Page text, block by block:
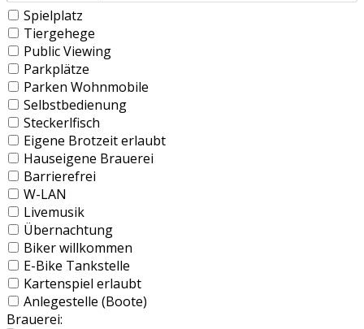
Spielplatz
Tiergehege
Public Viewing
Parkplätze
Parken Wohnmobile
Selbstbedienung
Steckerlfisch
Eigene Brotzeit erlaubt
Hauseigene Brauerei
Barrierefrei
W-LAN
Livemusik
Übernachtung
Biker willkommen
E-Bike Tankstelle
Kartenspiel erlaubt
Anlegestelle (Boote)
Brauerei: